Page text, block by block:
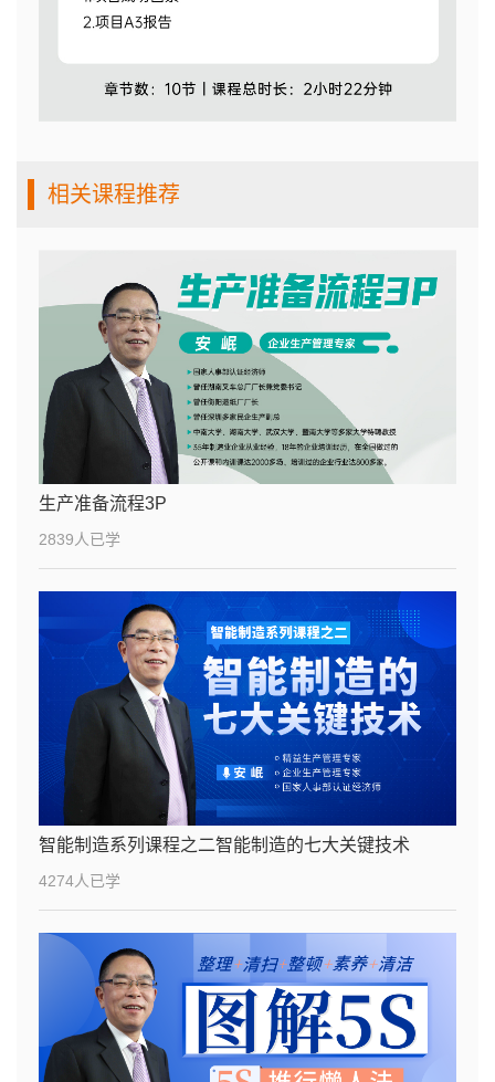
相关课程推荐
生产准备流程3P
2839人已学
智能制造系列课程之二智能制造的七大关键技术
4274人已学